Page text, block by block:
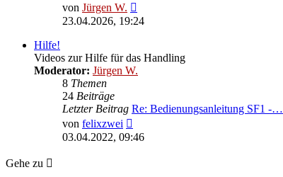
von Jürgen W.
Beitrag
23.04.2026, 19:24
Hilfe!
Videos zur Hilfe für das Handling
Moderator: Jürgen W.
8 Themen
24 Beiträge
Letzter Beitrag Re: Bedienungsanleitung SF1 -…
von felixzwei
Beitrag
03.04.2022, 09:46
Gehe zu